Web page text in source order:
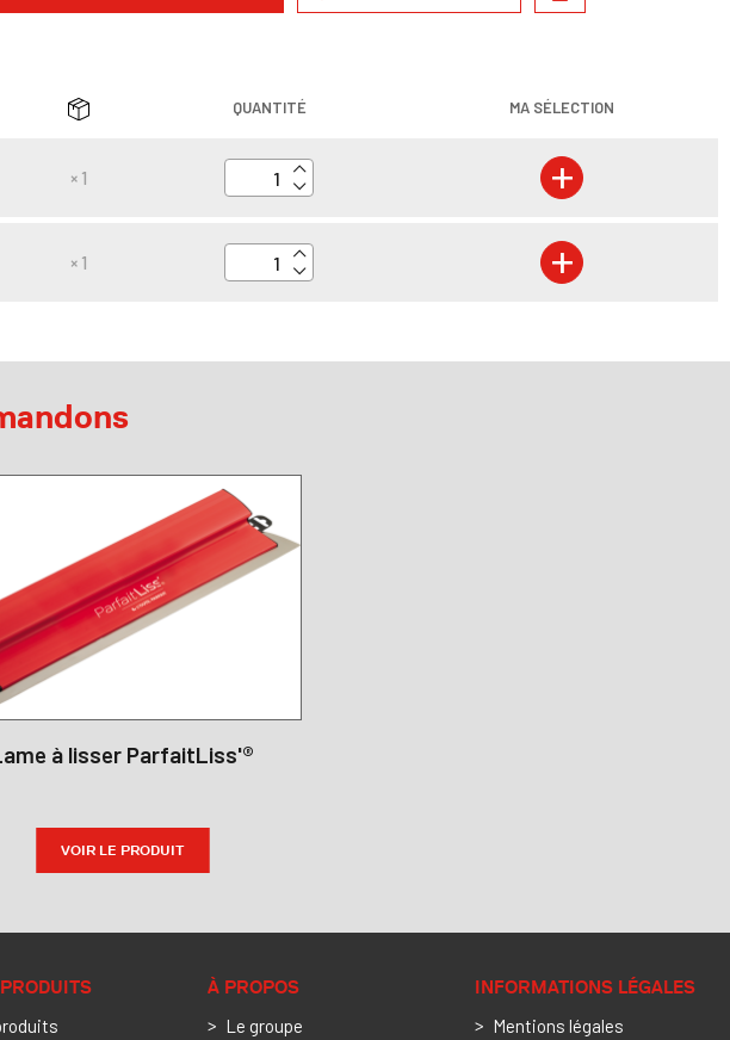
QUANTITÉ MA SÉLECTION
× 1 +
× 1 +
à lisser ParfaitLiss'®
VOIR LE PRODUIT
À PROPOS
Le groupe
INFORMATIONS LÉGALES
Mentions légales